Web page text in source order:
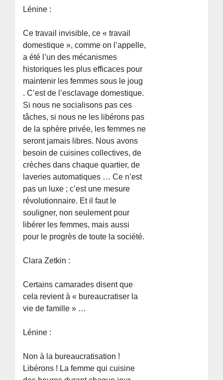
Lénine :
Ce travail invisible, ce « travail
domestique », comme on l’appelle,
a été l’un des mécanismes
historiques les plus efficaces pour
maintenir les femmes sous le joug
. C’est de l’esclavage domestique.
Si nous ne socialisons pas ces
tâches, si nous ne les libérons pas
de la sphère privée, les femmes ne
seront jamais libres. Nous avons
besoin de cuisines collectives, de
crèches dans chaque quartier, de
laveries automatiques … Ce n’est
pas un luxe ; c’est une mesure
révolutionnaire. Et il faut le
souligner, non seulement pour
libérer les femmes, mais aussi
pour le progrès de toute la société.
Clara Zetkin :
Certains camarades disent que
cela revient à « bureaucratiser la
vie de famille » …
Lénine :
Non à la bureaucratisation !
Libérons ! La femme qui cuisine